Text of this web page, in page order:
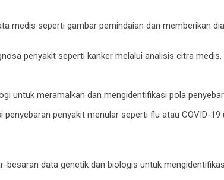
medis seperti gambar pemindaian dan memberikan
penyakit seperti kanker melalui analisis citra medis.
untuk meramalkan dan mengidentifikasi pola
penyakit menular seperti flu atau COVID-19
besaran data genetik dan biologis untuk